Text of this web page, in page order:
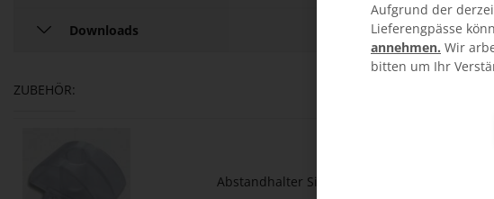
Downloads
ZUBEHÖR:
Abstandhalter Sinus 76/18 100 Stück (nicht
Aufgrund der
Lieferengpässe
annehmen. Wir
bitten um Ihr